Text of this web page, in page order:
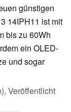
günstigen
14IPH11 ist mit
bis zu 60Wh
ein OLED-
und sogar
Veröffentlicht